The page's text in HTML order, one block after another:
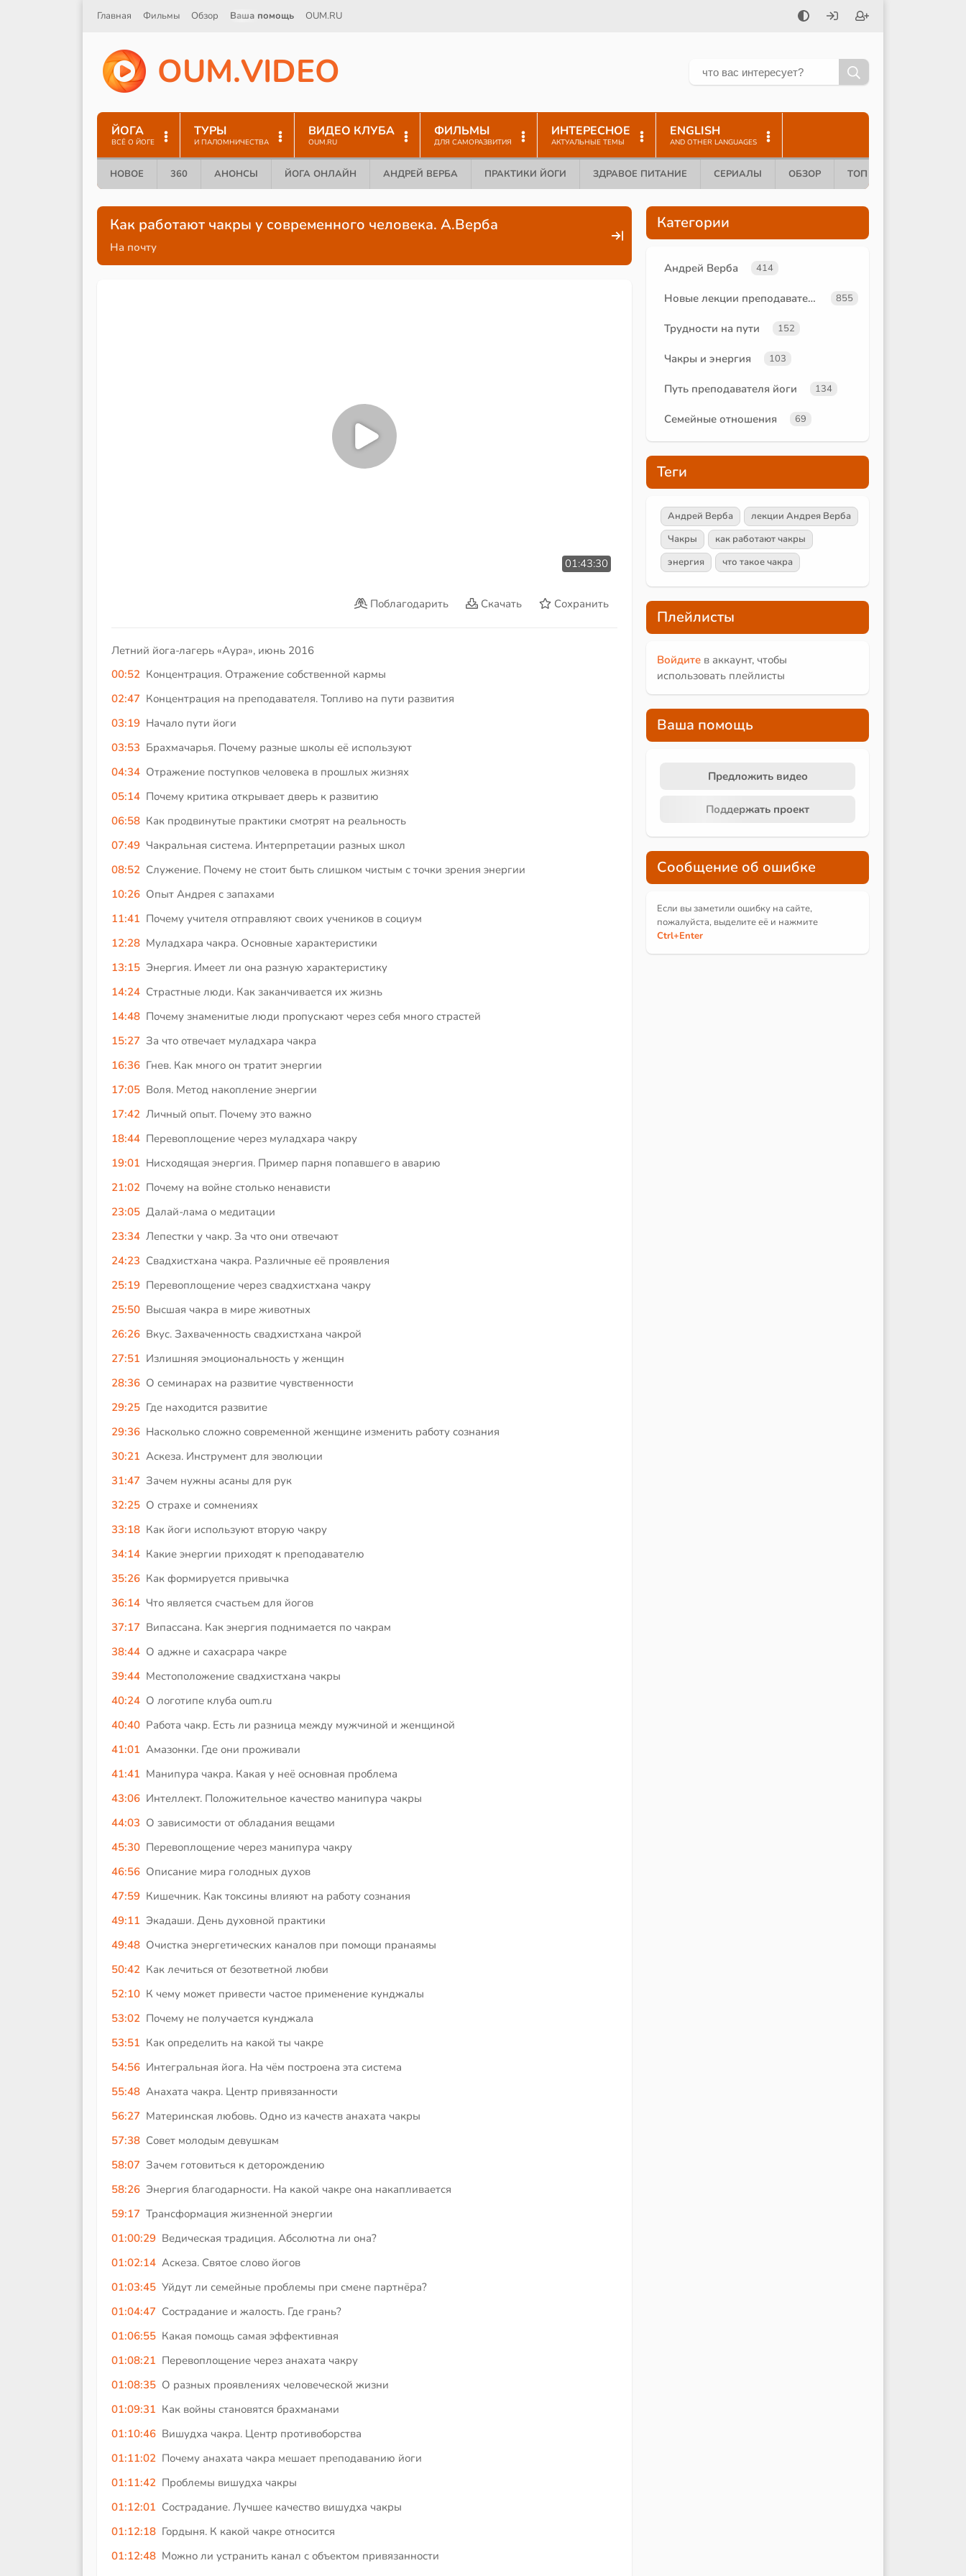
Главная Фильмы Обзор Ваша помощь OUM.RU
OUM.VIDEO
ЙОГА
ВСЁ О ЙОГЕ
ТУРЫ
И ПАЛОМНИЧЕСТВА
ВИДЕО КЛУБА
OUM.RU
ФИЛЬМЫ
ДЛЯ САМОРАЗВИТИЯ
ИНТЕРЕСНОЕ
АКТУАЛЬНЫЕ ТЕМЫ
ENGLISH
AND OTHER LANGUAGES
НОВОЕ 360 АНОНСЫ ЙОГА ОНЛАЙН АНДРЕЙ ВЕРБА ПРАКТИКИ ЙОГИ ЗДРАВОЕ ПИТАНИЕ СЕРИАЛЫ ОБЗОР ТОП 10
Как работают чакры у современного человека. А.Верба
На почту
01:43:30
Поблагодарить Скачать Сохранить
Летний йога-лагерь «Аура», июнь 2016
00:52 Концентрация. Отражение собственной кармы
02:47 Концентрация на преподавателя. Топливо на пути развития
03:19 Начало пути йоги
03:53 Брахмачарья. Почему разные школы её используют
04:34 Отражение поступков человека в прошлых жизнях
05:14 Почему критика открывает дверь к развитию
06:58 Как продвинутые практики смотрят на реальность
07:49 Чакральная система. Интерпретации разных школ
08:52 Служение. Почему не стоит быть слишком чистым с точки зрения энергии
10:26 Опыт Андрея с запахами
11:41 Почему учителя отправляют своих учеников в социум
12:28 Муладхара чакра. Основные характеристики
13:15 Энергия. Имеет ли она разную характеристику
14:24 Страстные люди. Как заканчивается их жизнь
14:48 Почему знаменитые люди пропускают через себя много страстей
15:27 За что отвечает муладхара чакра
16:36 Гнев. Как много он тратит энергии
17:05 Воля. Метод накопление энергии
17:42 Личный опыт. Почему это важно
18:44 Перевоплощение через муладхара чакру
19:01 Нисходящая энергия. Пример парня попавшего в аварию
21:02 Почему на войне столько ненависти
23:05 Далай-лама о медитации
23:34 Лепестки у чакр. За что они отвечают
24:23 Свадхистхана чакра. Различные её проявления
25:19 Перевоплощение через свадхистхана чакру
25:50 Высшая чакра в мире животных
26:26 Вкус. Захваченность свадхистхана чакрой
27:51 Излишняя эмоциональность у женщин
28:36 О семинарах на развитие чувственности
29:25 Где находится развитие
29:36 Насколько сложно современной женщине изменить работу сознания
30:21 Аскеза. Инструмент для эволюции
31:47 Зачем нужны асаны для рук
32:25 О страхе и сомнениях
33:18 Как йоги используют вторую чакру
34:14 Какие энергии приходят к преподавателю
35:26 Как формируется привычка
36:14 Что является счастьем для йогов
37:17 Випассана. Как энергия поднимается по чакрам
38:44 О аджне и сахасрара чакре
39:44 Местоположение свадхистхана чакры
40:24 О логотипе клуба oum.ru
40:40 Работа чакр. Есть ли разница между мужчиной и женщиной
41:01 Амазонки. Где они проживали
41:41 Манипура чакра. Какая у неё основная проблема
43:06 Интеллект. Положительное качество манипура чакры
44:03 О зависимости от обладания вещами
45:30 Перевоплощение через манипура чакру
46:56 Описание мира голодных духов
47:59 Кишечник. Как токсины влияют на работу сознания
49:11 Экадаши. День духовной практики
49:48 Очистка энергетических каналов при помощи пранаямы
50:42 Как лечиться от безответной любви
52:10 К чему может привести частое применение кунджалы
53:02 Почему не получается кунджала
53:51 Как определить на какой ты чакре
54:56 Интегральная йога. На чём построена эта система
55:48 Анахата чакра. Центр привязанности
56:27 Материнская любовь. Одно из качеств анахата чакры
57:38 Совет молодым девушкам
58:07 Зачем готовиться к деторождению
58:26 Энергия благодарности. На какой чакре она накапливается
59:17 Трансформация жизненной энергии
01:00:29 Ведическая традиция. Абсолютна ли она?
01:02:14 Аскеза. Святое слово йогов
01:03:45 Уйдут ли семейные проблемы при смене партнёра?
01:04:47 Сострадание и жалость. Где грань?
01:06:55 Какая помощь самая эффективная
01:08:21 Перевоплощение через анахата чакру
01:08:35 О разных проявлениях человеческой жизни
01:09:31 Как войны становятся брахманами
01:10:46 Вишудха чакра. Центр противоборства
01:11:02 Почему анахата чакра мешает преподаванию йоги
01:11:42 Проблемы вишудха чакры
01:12:01 Сострадание. Лучшее качество вишудха чакры
01:12:18 Гордыня. К какой чакре относится
01:12:48 Можно ли устранить канал с объектом привязанности
Категории
Андрей Верба 414
Новые лекции преподавателей 855
Трудности на пути 152
Чакры и энергия 103
Путь преподавателя йоги 134
Семейные отношения 69
Теги
Андрей Верба
лекции Андрея Верба
Чакры
как работают чакры
энергия
что такое чакра
Плейлисты
Войдите в аккаунт, чтобы
использовать плейлисты
Ваша помощь
Предложить видео
Поддержать проект
Сообщение об ошибке
Если вы заметили ошибку на сайте,
пожалуйста, выделите её и нажмите
Ctrl+Enter